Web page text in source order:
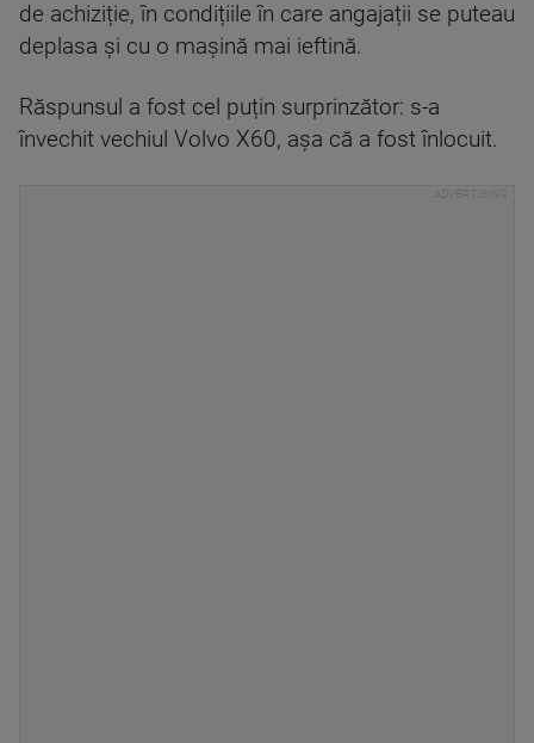
de achiziție, în condițiile în care angajații se puteau
deplasa și cu o mașină mai ieftină.
Răspunsul a fost cel puțin surprinzător: s-a
învechit vechiul Volvo X60, așa că a fost înlocuit.